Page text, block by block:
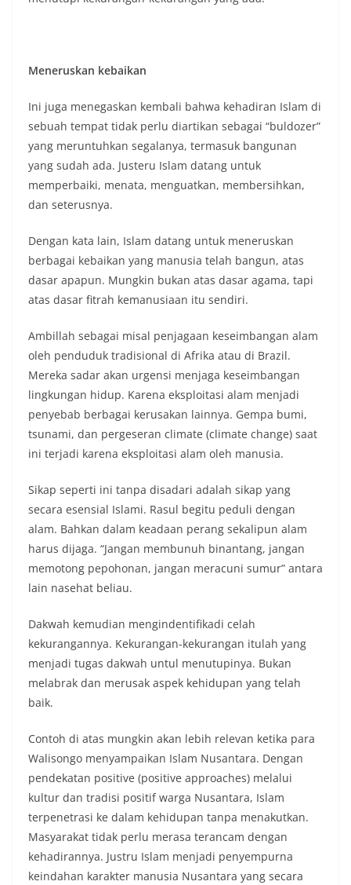
Meneruskan kebaikan
Ini juga menegaskan kembali bahwa kehadiran Islam di
sebuah tempat tidak perlu diartikan sebagai “buldozer”
yang meruntuhkan segalanya, termasuk bangunan
yang sudah ada. Justeru Islam datang untuk
memperbaiki, menata, menguatkan, membersihkan,
dan seterusnya.
Dengan kata lain, Islam datang untuk meneruskan
berbagai kebaikan yang manusia telah bangun, atas
dasar apapun. Mungkin bukan atas dasar agama, tapi
atas dasar fitrah kemanusiaan itu sendiri.
Ambillah sebagai misal penjagaan keseimbangan alam
oleh penduduk tradisional di Afrika atau di Brazil.
Mereka sadar akan urgensi menjaga keseimbangan
lingkungan hidup. Karena eksploitasi alam menjadi
penyebab berbagai kerusakan lainnya. Gempa bumi,
tsunami, dan pergeseran climate (climate change) saat
ini terjadi karena eksploitasi alam oleh manusia.
Sikap seperti ini tanpa disadari adalah sikap yang
secara esensial Islami. Rasul begitu peduli dengan
alam. Bahkan dalam keadaan perang sekalipun alam
harus dijaga. “Jangan membunuh binantang, jangan
memotong pepohonan, jangan meracuni sumur” antara
lain nasehat beliau.
Dakwah kemudian mengindentifikadi celah
kekurangannya. Kekurangan-kekurangan itulah yang
menjadi tugas dakwah untul menutupinya. Bukan
melabrak dan merusak aspek kehidupan yang telah
baik.
Contoh di atas mungkin akan lebih relevan ketika para
Walisongo menyampaikan Islam Nusantara. Dengan
pendekatan positive (positive approaches) melalui
kultur dan tradisi positif warga Nusantara, Islam
terpenetrasi ke dalam kehidupan tanpa menakutkan.
Masyarakat tidak perlu merasa terancam dengan
kehadirannya. Justru Islam menjadi penyempurna
keindahan karakter manusia Nusantara yang secara